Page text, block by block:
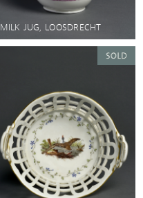
MILK JUG, LOOSDRECHT